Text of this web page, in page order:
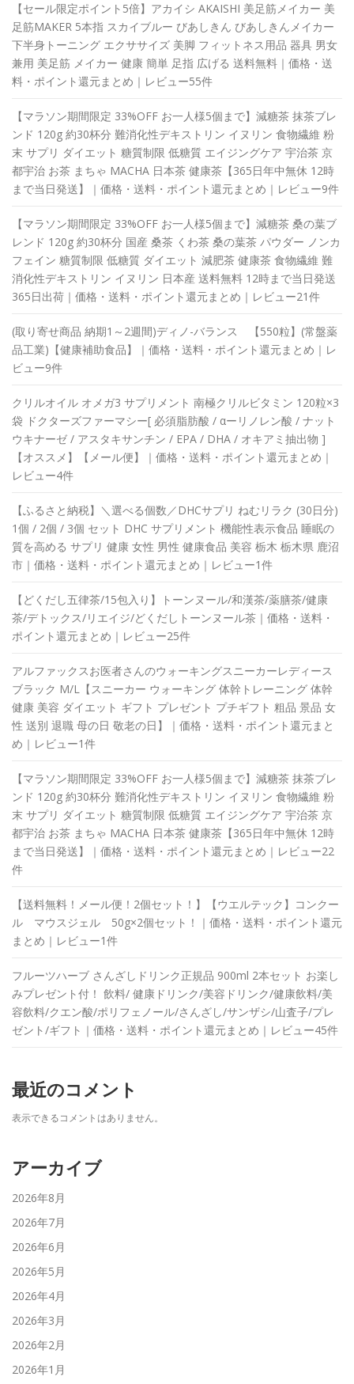
【セール限定ポイント5倍】アカイシ AKAISHI 美足筋メイカー 美
足筋MAKER 5本指 スカイブルー びあしきん びあしきんメイカー
下半身トーニング エクササイズ 美脚 フィットネス用品 器具 男女
兼用 美足筋 メイカー 健康 簡単 足指 広げる 送料無料｜価格・送
料・ポイント還元まとめ｜レビュー55件
【マラソン期間限定 33%OFF お一人様5個まで】減糖茶 抹茶ブレ
ンド 120g 約30杯分 難消化性デキストリン イヌリン 食物繊維 粉
末 サプリ ダイエット 糖質制限 低糖質 エイジングケア 宇治茶 京
都宇治 お茶 まちゃ MACHA 日本茶 健康茶【365日年中無休 12時
まで当日発送】｜価格・送料・ポイント還元まとめ｜レビュー9件
【マラソン期間限定 33%OFF お一人様5個まで】減糖茶 桑の葉ブ
レンド 120g 約30杯分 国産 桑茶 くわ茶 桑の葉茶 パウダー ノンカ
フェイン 糖質制限 低糖質 ダイエット 減肥茶 健康茶 食物繊維 難
消化性デキストリン イヌリン 日本産 送料無料 12時まで当日発送
365日出荷｜価格・送料・ポイント還元まとめ｜レビュー21件
(取り寄せ商品 納期1～2週間)ディノ-バランス 【550粒】(常盤薬
品工業)【健康補助食品】｜価格・送料・ポイント還元まとめ｜レ
ビュー9件
クリルオイル オメガ3 サプリメント 南極クリルビタミン 120粒×3
袋 ドクターズファーマシー[ 必須脂肪酸 / αーリノレン酸 / ナット
ウキナーゼ / アスタキサンチン / EPA / DHA / オキアミ抽出物 ]
【オススメ】【メール便】｜価格・送料・ポイント還元まとめ｜
レビュー4件
【ふるさと納税】＼選べる個数／DHCサプリ ねむリラク (30日分)
1個 / 2個 / 3個 セット DHC サプリメント 機能性表示食品 睡眠の
質を高める サプリ 健康 女性 男性 健康食品 美容 栃木 栃木県 鹿沼
市｜価格・送料・ポイント還元まとめ｜レビュー1件
【どくだし五律茶/15包入り】トーンヌール/和漢茶/薬膳茶/健康
茶/デトックス/リエイジ/どくだしトーンヌール茶｜価格・送料・
ポイント還元まとめ｜レビュー25件
アルファックスお医者さんのウォーキングスニーカーレディース
ブラック M/L【スニーカー ウォーキング 体幹トレーニング 体幹
健康 美容 ダイエット ギフト プレゼント プチギフト 粗品 景品 女
性 送別 退職 母の日 敬老の日】｜価格・送料・ポイント還元まと
め｜レビュー1件
【マラソン期間限定 33%OFF お一人様5個まで】減糖茶 抹茶ブレ
ンド 120g 約30杯分 難消化性デキストリン イヌリン 食物繊維 粉
末 サプリ ダイエット 糖質制限 低糖質 エイジングケア 宇治茶 京
都宇治 お茶 まちゃ MACHA 日本茶 健康茶【365日年中無休 12時
まで当日発送】｜価格・送料・ポイント還元まとめ｜レビュー22
件
【送料無料！メール便！2個セット！】【ウエルテック】コンクー
ル マウスジェル 50g×2個セット！｜価格・送料・ポイント還元
まとめ｜レビュー1件
フルーツハーブ さんざしドリンク正規品 900ml 2本セット お楽し
みプレゼント付！ 飲料/ 健康ドリンク/美容ドリンク/健康飲料/美
容飲料/クエン酸/ポリフェノール/さんざし/サンザシ/山査子/プレ
ゼント/ギフト｜価格・送料・ポイント還元まとめ｜レビュー45件
最近のコメント
表示できるコメントはありません。
アーカイブ
2026年8月
2026年7月
2026年6月
2026年5月
2026年4月
2026年3月
2026年2月
2026年1月